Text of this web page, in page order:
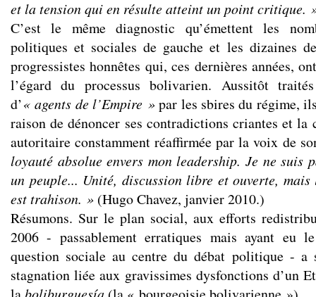
et la tension qui en résulte atteint un point critique.
C’est le même diagnostic qu’émettent les
politiques et sociales de gauche et les dizaines
progressistes honnêtes qui, ces dernières années,
l’égard du processus bolivarien. Aussitôt
d’« agents de l’Empire »par les sbires du régime,
raison de dénoncer ses contradictions criantes et la
autoritaire constamment réaffirmée par la voix de
loyauté absolue envers mon leadership. Je ne suis
un peuple... Unité, discussion libre et ouverte,
est trahison. » (Hugo Chavez, janvier 2010.)
Résumons. Sur le plan social, aux efforts
2006 - passablement erratiques mais ayant eu
question sociale au centre du débat politique - a
stagnation liée aux gravissimes dysfonctions d’un